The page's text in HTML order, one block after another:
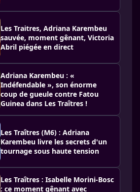
Les Traitres, Adriana Karembeu
sauvée, moment gênant, Victoria
Abril piégée en direct
Adriana Karembeu : «
Indéfendable », son énorme
coup de gueule contre Fatou
Guinea dans Les Traîtres !
Les Traîtres (M6) : Adriana
Karembeu livre les secrets d'un
tournage sous haute tension
Les Traîtres : Isabelle Morini-Bosc
: ce moment gênant avec